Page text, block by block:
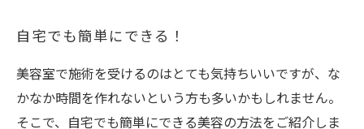
自宅でも簡単にできる！
美容室で施術を受けるのはとても気持ちいいですが、な
かなか時間を作れないという方も多いかもしれません。
そこで、自宅でも簡単にできる美容の方法をご紹介しま